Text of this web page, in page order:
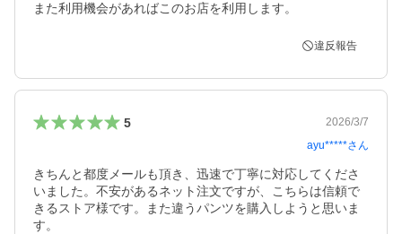
また利用機会があればこのお店を利用します。
違反報告
5
2026/3/7
ayu*****さん
きちんと都度メールも頂き、迅速で丁寧に対応してくださ
いました。不安があるネット注文ですが、こちらは信頼で
きるストア様です。また違うパンツを購入しようと思いま
す。